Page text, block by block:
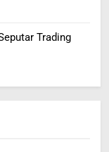
Trading
DI